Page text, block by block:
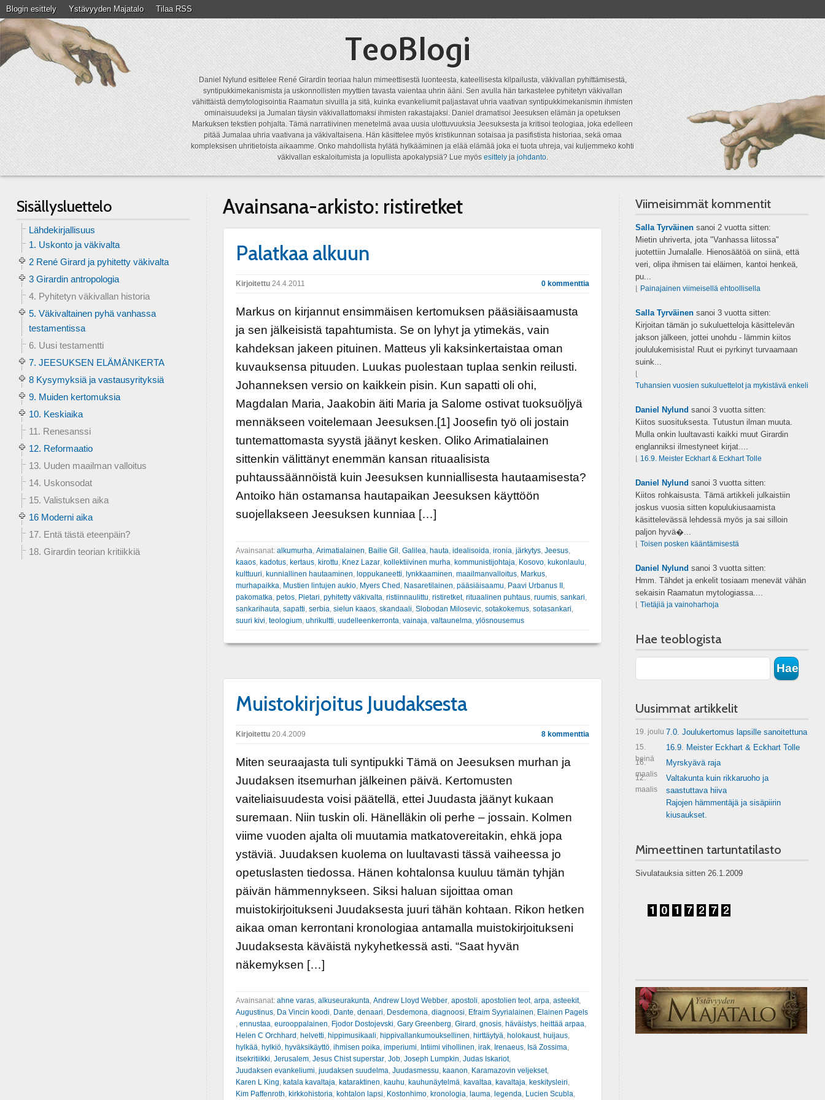
Blogin esittely Ystävyyden Majatalo Tilaa RSS
TeoBlogi
Daniel Nylund esittelee René Girardin teoriaa halun mimeettisestä luonteesta, kateellisesta kilpailusta, väkivallan pyhittämisestä,
syntipukkimekanismista ja uskonnollisten myyttien tavasta vaientaa uhrin ääni. Sen avulla hän tarkastelee pyhitetyn väkivallan
vähittäistä demytologisointia Raamatun sivuilla ja sitä, kuinka evankeliumit paljastavat uhria vaativan syntipukkimekanismin ihmisten
ominaisuudeksi ja Jumalan täysin väkivallattomaksi ihmisten rakastajaksi. Daniel dramatisoi Jeesuksen elämän ja opetuksen
Markuksen tekstien pohjalta. Tämä narratiivinen menetelmä avaa uusia ulottuvuuksia Jeesuksesta ja kritisoi teologiaa, joka edelleen
pitää Jumalaa uhria vaativana ja väkivaltaisena. Hän käsittelee myös kristikunnan sotaisaa ja pasifistista historiaa, sekä omaa
kompleksisen uhritietoista aikaamme. Onko mahdollista hylätä hylkääminen ja elää elämää joka ei tuota uhreja, vai kuljemmeko kohti
väkivallan eskaloitumista ja lopullista apokalypsiä? Lue myösesittelyjajohdanto.
Avainsana-arkisto: ristiretket
Palatkaa alkuun
Kirjoitettu24.4.2011 0 kommenttia
Markus on kirjannut ensimmäisen kertomuksen pääsiäisaamusta
ja sen jälkeisistä tapahtumista. Se on lyhyt ja ytimekäs, vain
kahdeksan jakeen pituinen. Matteus yli kaksinkertaistaa oman
kuvauksensa pituuden. Luukas puolestaan tuplaa senkin reilusti.
Johanneksen versio on kaikkein pisin. Kun sapatti oli ohi,
Magdalan Maria, Jaakobin äiti Maria ja Salome ostivat tuoksuöljyä
mennäkseen voitelemaan Jeesuksen.[1] Joosefin työ oli jostain
tuntemattomasta syystä jäänyt kesken. Oliko Arimatialainen
sittenkin välittänyt enemmän kansan rituaalisista
puhtaussäännöistä kuin Jeesuksen kunniallisesta hautaamisesta?
Antoiko hän ostamansa hautapaikan Jeesuksen käyttöön
suojellakseen Jeesuksen kunniaa […]
Avainsanat: alkumurha Arimatialainen Bailie Gil Galilea hauta idealisoida ironia järkytys, Jeesus,
kaaos, kadotus, kertaus, kirottu Knez Lazar, kollektiivinen murha kommunistijohtaja Kosovo, kukonlaulu
kulttuuri kunniallinen hautaaminen loppukaneetti lynkkaaminen maailmanvalloitus, Markus,
murhapaikka Mustien lintujen aukio, Myers Ched Nasaretilainen pääsiäisaamu Paavi Urbanus II,
pakomatka petos, Pietari pyhitetty väkivalta ristiinnaulittu ristiretket, rituaalinen puhtaus, ruumis, sankari
sankarihauta sapatti serbia sielun kaaos, skandaali Slobodan Milosevic, sotakokemus, sotasankari
suuri kivi teologium, uhrikultti uudelleenkerronta vainaja valtaunelma ylösnousemus
Muistokirjoitus Juudaksesta
Kirjoitettu20.4.2009 8 kommenttia
Miten seuraajasta tuli syntipukki Tämä on Jeesuksen murhan ja
Juudaksen itsemurhan jälkeinen päivä. Kertomusten
vaiteliaisuudesta voisi päätellä, ettei Juudasta jäänyt kukaan
suremaan. Niin tuskin oli. Hänelläkin oli perhe – jossain. Kolmen
viime vuoden ajalta oli muutamia matkatovereitakin, ehkä jopa
ystäviä. Juudaksen kuolema on luultavasti tässä vaiheessa jo
opetuslasten tiedossa. Hänen kohtalonsa kuuluu tämän tyhjän
päivän hämmennykseen. Siksi haluan sijoittaa oman
muistokirjoitukseni Juudaksesta juuri tähän kohtaan. Rikon hetken
aikaa oman kerrontani kronologiaa antamalla muistokirjoitukseni
Juudaksesta käväistä nykyhetkessä asti. “Saat hyvän
näkemyksen […]
Avainsanat: ahne varas, alkuseurakunta, Andrew Lloyd Webber, apostoli, apostolien teot, arpa, asteekit,
Augustinus, Da Vincin koodi, Dante, denaari, Desdemona, diagnoosi, Efraim Syyrialainen, Elainen Pagels
, ennustaa, eurooppalainen, Fjodor Dostojevski, Gary Greenberg, Girard , gnosis, häväistys, heittää arpaa,
Helen C Orchhard , helvetti, hippimusikaali, hippivallankumouksellinen, hirttäytyä, holokaust, huijaus,
hylkää, hylkiö, hyväksikäyttö, ihmisen poika, imperiumi, Intiimi vihollinen, irak, Irenaeus, Isä Zossima,
itsekritiikki, Jerusalem, Jesus Chist superstar, Job, Joseph Lumpkin, Judas Iskariot,
Juudaksen evankeliumi, juudaksen suudelma, Juudasmessu, kaanon, Karamazovin veljekset,
Karen L King, katala kavaltaja, kataraktinen, kauhu, kauhunäytelmä, kavaltaa, kavaltaja, keskitysleiri,
Kim Paffenroth, kirkkohistoria, kohtalon lapsi, Kostonhimo, kronologia, lauma, legenda, Lucien Scubla,
Sisällysluettelo
Lähdekirjallisuus
1. Uskonto ja väkivalta
2 René Girard ja pyhitetty väkivalta
3 Girardin antropologia
4. Pyhitetyn väkivallan historia
5. Väkivaltainen pyhä vanhassa
testamentissa
6. Uusi testamentti
7. JEESUKSEN ELÄMÄNKERTA
8 Kysymyksiä ja vastausyrityksiä
9. Muiden kertomuksia
10. Keskiaika
11. Renesanssi
12. Reformaatio
13. Uuden maailman valloitus
14. Uskonsodat
15. Valistuksen aika
16 Moderni aika
17. Entä tästä eteenpäin?
18. Girardin teorian kritiikkiä
Viimeisimmät kommentit
Salla Tyrväinensanoi 2 vuotta sitten:
Mietin uhriverta, jota "Vanhassa liitossa"
juotettiin Jumalalle. Hienosäätöä on siinä, että
veri, olipa ihmisen tai eläimen, kantoi henkeä,
pu...
Painajainen viimeisellä ehtoollisella
Salla Tyrväinensanoi 3 vuotta sitten:
Kirjoitan tämän jo sukuluetteloja käsittelevän
jakson jälkeen, jottei unohdu - lämmin kiitos
joululukemisista! Ruut ei pyrkinyt turvaamaan
suink...
Tuhansien vuosien sukuluettelot ja mykistävä enkeli
Daniel Nylund sanoi 3 vuotta sitten:
Kiitos suosituksesta. Tutustun ilman muuta.
Mulla onkin luultavasti kaikki muut Girardin
englanniksi ilmestyneet kirjat....
16.9. Meister Eckhart & Eckhart Tolle
Daniel Nylund sanoi 3 vuotta sitten:
Kiitos rohkaisusta. Tämä artikkeli julkaistiin
joskus vuosia sitten kopulukiusaamista
käsittelevässä lehdessä myös ja sai silloin
paljon hyvä�...
Toisen posken kääntämisestä
Daniel Nylund sanoi 3 vuotta sitten:
Hmm. Tähdet ja enkelit tosiaam menevät vähän
sekaisin Raamatun mytologiassa....
Tietäjiä ja vainoharhoja
Hae teoblogista
Uusimmat artikkelit
19. joulu 7.0. Joulukertomus lapsille sanoitettuna
15.
heinä
16.9. Meister Eckhart & Eckhart Tolle
16.
maalis
Myrskyävä raja
12.
maalis
Valtakunta kuin rikkaruoho ja
saastuttava hiiva
Rajojen hämmentäjä ja sisäpiirin
kiusaukset.
Mimeettinen tartuntatilasto
Sivulatauksia sitten 26.1.2009